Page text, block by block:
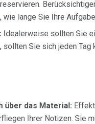
wie lange Sie Ihre
: Idealerweise sollten Sie
Sie sich jeden Tag
über das Material:
Ihrer Notizen. Sie